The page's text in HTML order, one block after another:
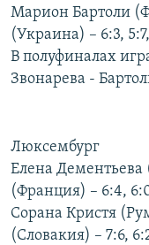
Марион Бартоли
(Украина) – 6:3,
В полуфиналах
Звонарева -
Люксембург
Елена
(Франция) – 6:4,
Сорана Кристя
(Словакия) – 7:6,